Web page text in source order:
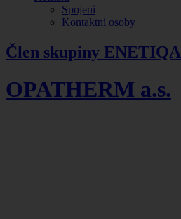
Spojení
Kontaktní osoby
Člen skupiny ENETIQA
OPATHERM a.s.